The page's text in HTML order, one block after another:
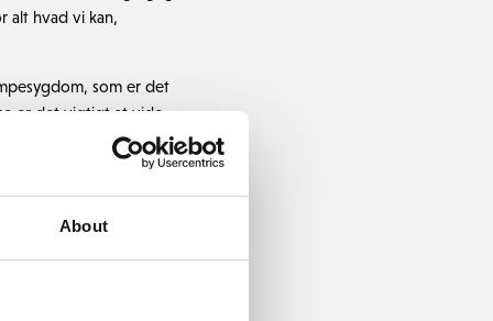
About
alt hvad vi kan,
som er det
er det vigtigt at vide,